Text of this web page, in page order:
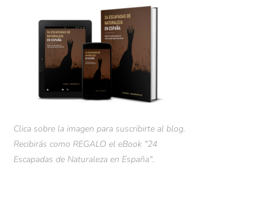
Clica sobre la imagen para suscribirte al blog.
Recibirás como REGALO el eBook "24
Escapadas de Naturaleza en España".